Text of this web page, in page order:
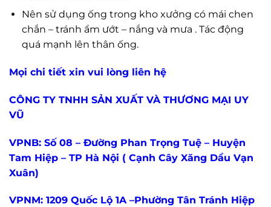
Nên sử dụng ống trong kho xưởng có mái chen
chắn – tránh ẩm ướt – nắng và mưa . Tác động
quá mạnh lên thân ống.
Mọi chi tiết xin vui lòng liên hệ
CÔNG TY TNHH SẢN XUẤT VÀ THƯƠNG MẠI UY
VŨ
VPNB: Số 08 – Đường Phan Trọng Tuệ – Huyện
Tam Hiệp – TP Hà Nội ( Cạnh Cây Xăng Dầu Vạn
Xuân)
VPNM: 1209 Quốc Lộ 1A –Phường Tân Tránh Hiệp